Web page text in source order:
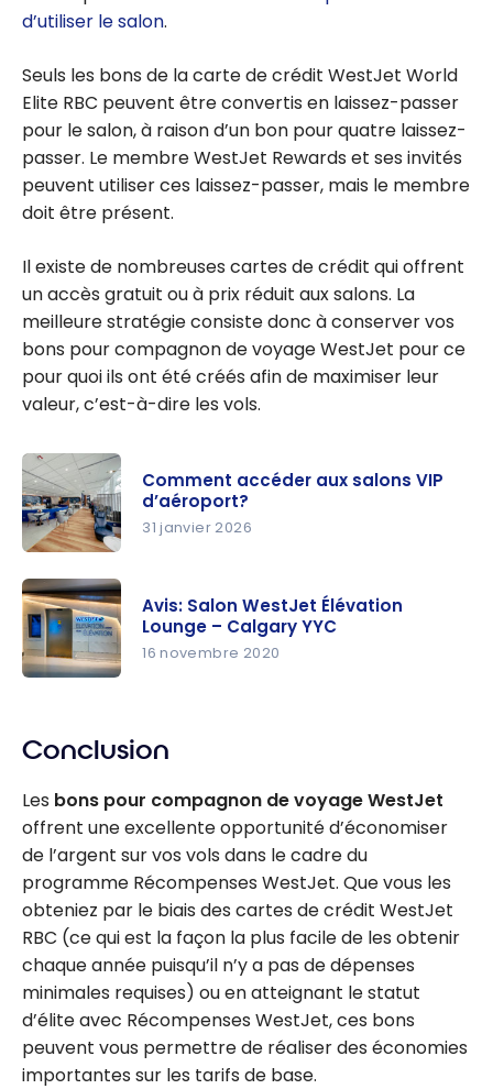
d’utiliser le salon.
Seuls les bons de la carte de crédit WestJet World
Elite RBC peuvent être convertis en laissez-passer
pour le salon, à raison d’un bon pour quatre laissez-
passer. Le membre WestJet Rewards et ses invités
peuvent utiliser ces laissez-passer, mais le membre
doit être présent.
Il existe de nombreuses cartes de crédit qui offrent
un accès gratuit ou à prix réduit aux salons. La
meilleure stratégie consiste donc à conserver vos
bons pour compagnon de voyage WestJet pour ce
pour quoi ils ont été créés afin de maximiser leur
valeur, c’est-à-dire les vols.
accéder
aux salons
VIP
d’aéroport
Comment accéder aux salons VIP
d’aéroport?
31 janvier 2026
Élévation
Calgary
YYC
Avis: Salon WestJet Élévation
Lounge – Calgary YYC
16 novembre 2020
Conclusion
Les bons pour compagnon de voyage WestJet
offrent une excellente opportunité d’économiser
de l’argent sur vos vols dans le cadre du
programme Récompenses WestJet. Que vous les
obteniez par le biais des cartes de crédit WestJet
RBC (ce qui est la façon la plus facile de les obtenir
chaque année puisqu’il n’y a pas de dépenses
minimales requises) ou en atteignant le statut
d’élite avec Récompenses WestJet, ces bons
peuvent vous permettre de réaliser des économies
importantes sur les tarifs de base.